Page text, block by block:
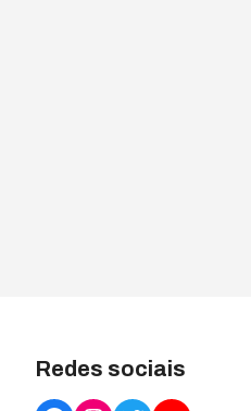
Redes sociais